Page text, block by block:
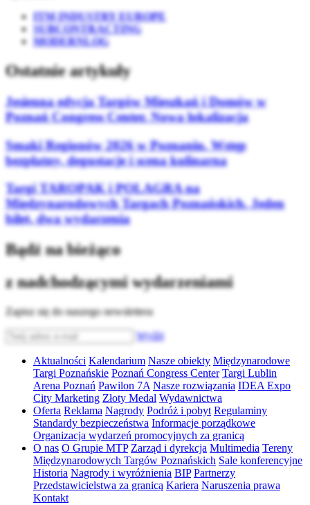
ITM INDUSTRY EUROPE
SUBCONTRACTING
MODERNLOG
Ostatnie artykuły
Jesienna edycja Targów Mieszkań i Domów w
Poznań Congress Center. Nowa lokalizacja
Smaki Regionów 2026 w Poznaniu. Wstęp
bezpłatny, degustacje i scena kulinarna
Targi TAROPAK i POLAGRA na
Międzynarodowych Targach Poznańskich. Jeden
bilet, dwa wydarzenia
Bądź na bieżąco
z nadchodzącymi wydarzeniami
Zapisz się do naszego newslettera
Wyślij
Aktualności Kalendarium Nasze obiekty Międzynarodowe
Targi Poznańskie Poznań Congress Center Targi Lublin
Arena Poznań Pawilon 7A Nasze rozwiązania IDEA Expo
City Marketing Złoty Medal Wydawnictwa
Oferta Reklama Nagrody Podróż i pobyt Regulaminy
Standardy bezpieczeństwa Informacje porządkowe
Organizacja wydarzeń promocyjnych za granicą
O nas O Grupie MTP Zarząd i dyrekcja Multimedia Tereny
Międzynarodowych Targów Poznańskich Sale konferencyjne
Historia Nagrody i wyróżnienia BIP Partnerzy
Przedstawicielstwa za granicą Kariera Naruszenia prawa
Kontakt